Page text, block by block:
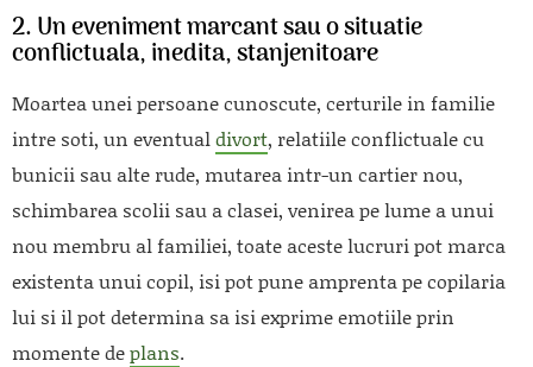
2. Un eveniment marcant sau o situatie
conflictuala, inedita, stanjenitoare
Moartea unei persoane cunoscute, certurile in familie
intre soti, un eventualdivort, relatiile conflictuale cu
bunicii sau alte rude, mutarea intr-un cartier nou,
schimbarea scolii sau a clasei, venirea pe lume a unui
nou membru al familiei, toate aceste lucruri pot marca
existenta unui copil, isi pot pune amprenta pe copilaria
lui si il pot determina sa isi exprime emotiile prin
momente deplans.